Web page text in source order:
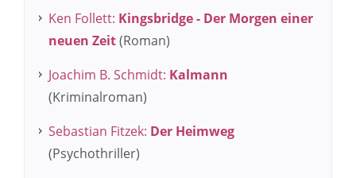
Ken Follett: Kingsbridge - Der Morgen einer
neuen Zeit(Roman)
Joachim B. Schmidt: Kalmann
(Kriminalroman)
Sebastian Fitzek: Der Heimweg
(Psychothriller)